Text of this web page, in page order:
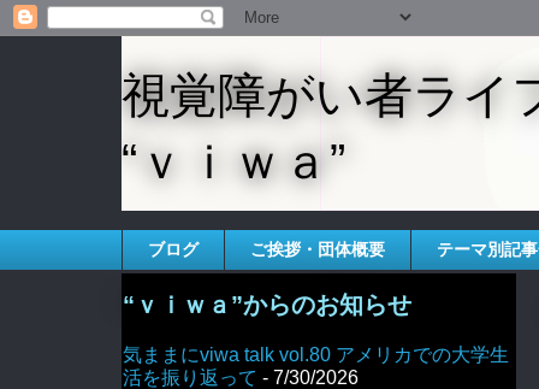
視覚障がい者ライ
“ｖｉｗａ”
ブログ ご挨拶・団体概要 テーマ別記
“ｖｉｗａ”からのお知らせ
気ままにviwa talk vol.80 アメリカでの大学生
活を振り返って - 7/30/2026